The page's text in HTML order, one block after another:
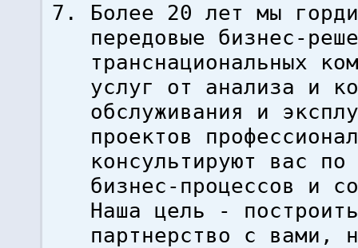
Более 20 лет мы
передовые бизнес-
транснациональных
услуг от анализа и
обслуживания и
проектов
консультируют вас
бизнес-процессов и
Наша цель -
партнерство с вами,